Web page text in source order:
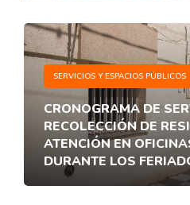
SERVICIOS Y ESPACIOS PÚBLICOS
CRONOGRAMA DE
RECOLECCIÓN DE
ATENCIÓN EN
DURANTE LOS